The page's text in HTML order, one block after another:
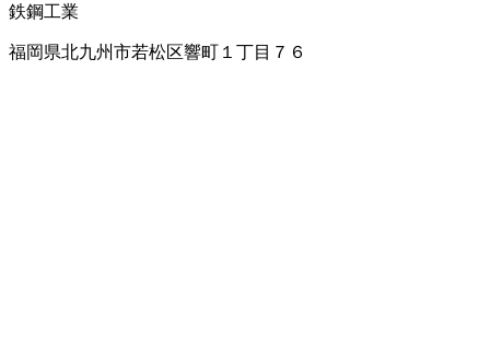
鉄鋼工業
福岡県北九州市若松区響町１丁目７６